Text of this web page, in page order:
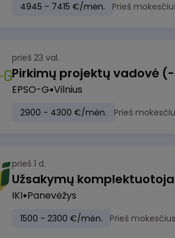
4945 - 7415 €/mėn. Prieš
prieš 23 val.
Pirkimų projektų vadovė
EPSO-G Vilnius
2900 - 4300 €/mėn. Prieš
prieš 1 d.
IKI Panevėžys
1500 - 2300 €/mėn. Prieš mokesčius